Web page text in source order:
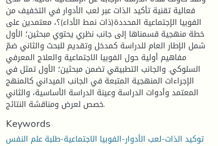
فعالية تقنية تأكيد الذات عبر لعب الأدوار في التخفيف من
الفوبيا الإجتماعية المحددة(ذات نمط الأداء)؟، معتمدين على
خطة منهجية قسمناها إلى جانب نظري يحتوي مبحثين؛ الأول
شمل الإطار العام للدراسة كمدخل وتقديم للبحث والثاني ضمّ
مفاهيم أولية حول الفوبيا الاجتماعية والعلاج المعرفي
السلوكي. والجانب التطبيقي تضمن مبحثين؛ الأول تمثل في
الإجراءات المنهجية المتبعة في الجانب الميداني كالمنهج
المعتمد وأدوات الدراسة وعينة الدراسة الأساسية، والثاني
خصص لعرض ومناقشة النتائج.
Keywords
توكيد الذات-لعب الأدوار-الفوبيا الاجتماعية-طلبة علم النفس